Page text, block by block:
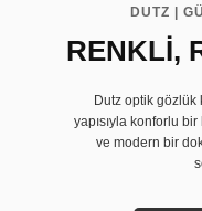
DUTZ |
RENKLİ,
Dutz optik gözlük
yapısıyla konforlu
ve modern bir